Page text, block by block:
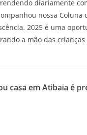
diariamente
nossa
2025 é uma
a mão das
casa em Atibaia é